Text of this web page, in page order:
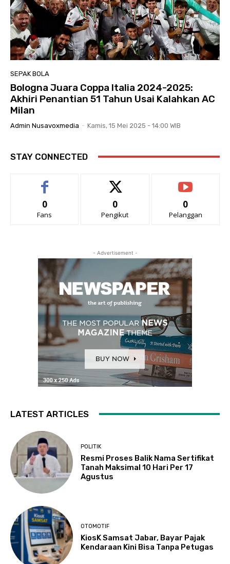
SEPAK BOLA
Bologna Juara Coppa Italia 2024-2025:
Akhiri Penantian 51 Tahun Usai Kalahkan AC
Milan
Admin Nusavoxmedia - Kamis, 15 Mei 2025 - 14:00 WIB
STAY CONNECTED
0
Fans
0
Pengikut
0
Pelanggan
- Advertisement -
LATEST ARTICLES
POLITIK
Resmi Proses Balik Nama Sertifikat
Tanah Maksimal 10 Hari Per 17
Agustus
OTOMOTIF
KiosK Samsat Jabar, Bayar Pajak
Kendaraan Kini Bisa Tanpa Petugas